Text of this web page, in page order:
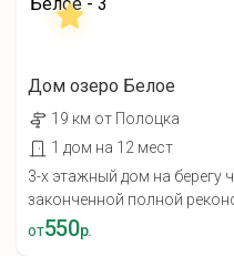
Дом озеро Белое
19 км от Полоцка
1 дом на 12 мест
3-х этажный дом на берегу
законченной полной
от550р.